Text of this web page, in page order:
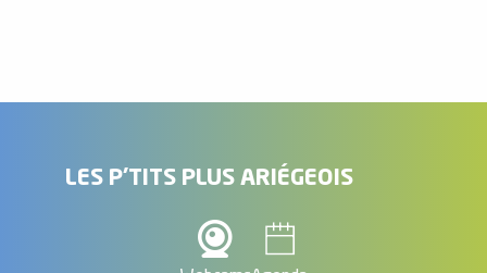
LES P'TITS PLUS ARIÉGEOIS